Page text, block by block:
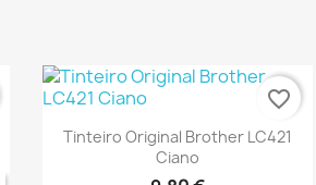
Ver+
Tinteiro Original Brother LC421
Ciano
favorite_border